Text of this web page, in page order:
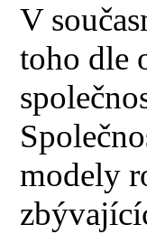
V
toho dle
modely